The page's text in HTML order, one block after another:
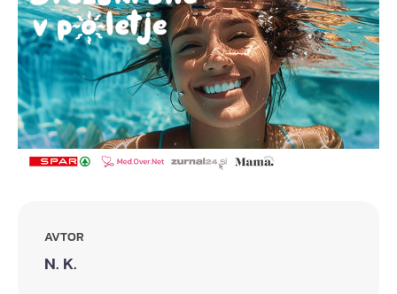
AVTOR
N. K.